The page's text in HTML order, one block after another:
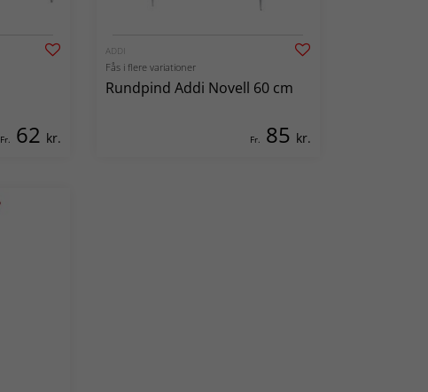
Fr. 62 kr.
ADDI
Fås i flere variationer
Rundpind Addi Novell 60 cm
Fr. 85 kr.